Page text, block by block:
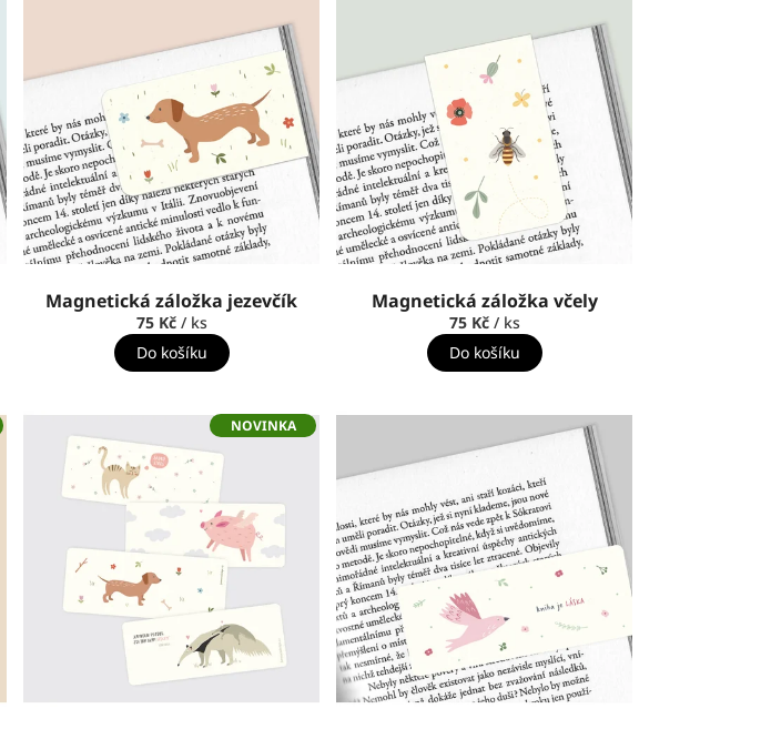
Magnetická záložka jezevčík
75 Kč / ks
Do košíku
Magnetická záložka včely
75 Kč / ks
Do košíku
NOVINKA